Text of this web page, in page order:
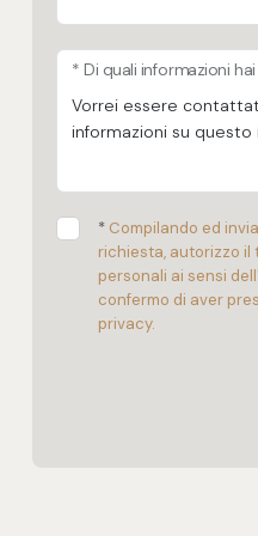
* Di quali informazioni
* Compilando ed
richiesta, autorizzo
personali ai sensi
confermo di aver
privacy.